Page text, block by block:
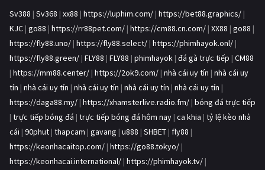
Sv388 | Sv368 | xx88 | https://luphim.com/ | https://bet88.graphics/ |
KJC | go88 | https://rr88pet.com/ | https://cm88.cn.com/ | XX88 | go88 |
https://fly88.uno/ | https://fly88.select/ | https://phimhayok.onl/ |
https://fly88.green/ | FLY88 | FLY88 | phimhayok | đá gà trực tiếp | CM88
| https://mm88.center/ | https://2ok9.com/ | nhà cái uy tín | nhà cái uy
tín | nhà cái uy tín | nhà cái uy tín | nhà cái uy tín | nhà cái uy tín |
https://daga88.my/ | https://xhamsterlive.radio.fm/ | bóng đá trực tiếp
| trực tiếp bóng đá | trực tiếp bóng đá hôm nay | ca khia | tỷ lệ kèo nhà
cái | 90phut | thapcam | gavang | u888 | SHBET | fly88 |
https://keonhacaitop.com/ | https://go88.tokyo/ |
https://keonhacai.international/ | https://phimhayok.tv/ |